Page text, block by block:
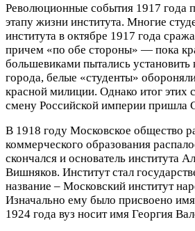
Революционные события 1917 года
этапу жизни института. Многие
института в октябре 1917 года
причем «по обе стороны» — пока
большевиками пытались установить
города, белые «студенты»
красной милиции. Однако итог этих
смену Российской империи пришла
В 1918 году Московское общество
коммерческого образования
скончался и основатель института
Вишняков. Институт стал
название – Московский институт
Изначально ему было присвоено
1924 года вуз носит имя Георгия